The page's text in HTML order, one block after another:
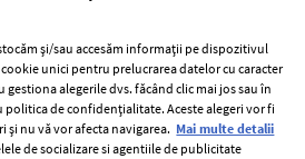
și/sau accesăm informații pe dispozitivul
unici pentru prelucrarea datelor cu caracter
gestiona alegerile dvs. făcând clic mai jos sau în
politica de confidențialitate. Aceste alegeri vor fi
nu vă vor afecta navigarea. Mai multe detalii
de socializare si agentiile de publicitate